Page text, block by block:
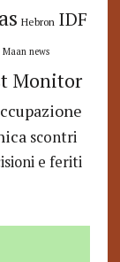
Hebron IDF
Maan news
Monitor
scontri
e feriti